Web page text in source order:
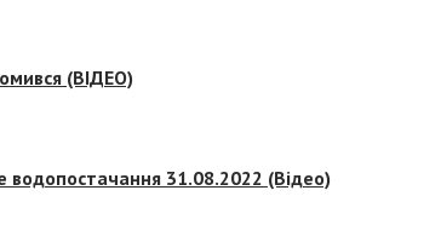
(ВІДЕО)
водопостачання 31.08.2022 (Відео)